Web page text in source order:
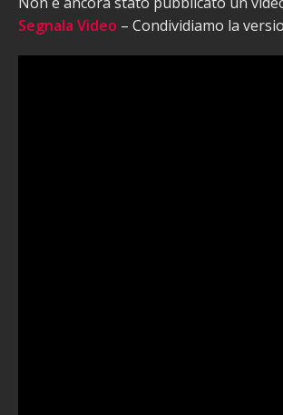
Segnala Video – Condividiamo la